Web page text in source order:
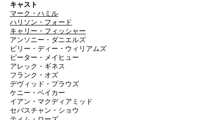
キャスト
マーク・ハミル
ハリソン・フォード
キャリー・フィッシャー
アンソニー・ダニエルズ
ビリー・ディー・ウィリアムズ
ピーター・メイヒュー
アレック・ギネス
フランク・オズ
デヴィッド・プラウズ
ケニー・ベイカー
イアン・マクディアミッド
セバスチャン・ショウ